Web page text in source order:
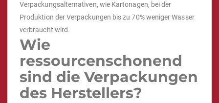
Verpackungsalternativen, wie Kartonagen, bei der
Produktion der Verpackungen bis zu 70% weniger Wasser
verbraucht wird.
Wie
ressourcenschonend
sind die Verpackungen
des Herstellers?